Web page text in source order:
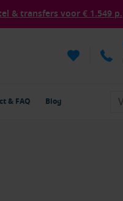
& transfers voor € 1.549
& FAQ Blog